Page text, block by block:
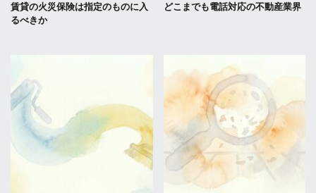
賃貸の火災保険は指定のものに入
るべきか
どこまでも電話対応の不動産業界